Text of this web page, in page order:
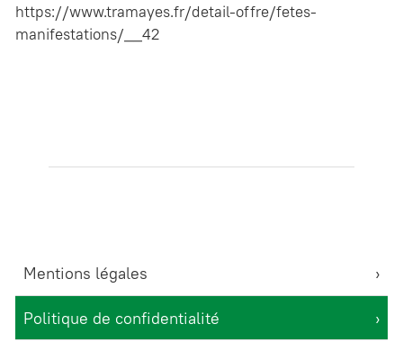
Mentions légales
Politique de confidentialité
https://www.tramayes.fr/detail-offre/fetes-
manifestations/__42